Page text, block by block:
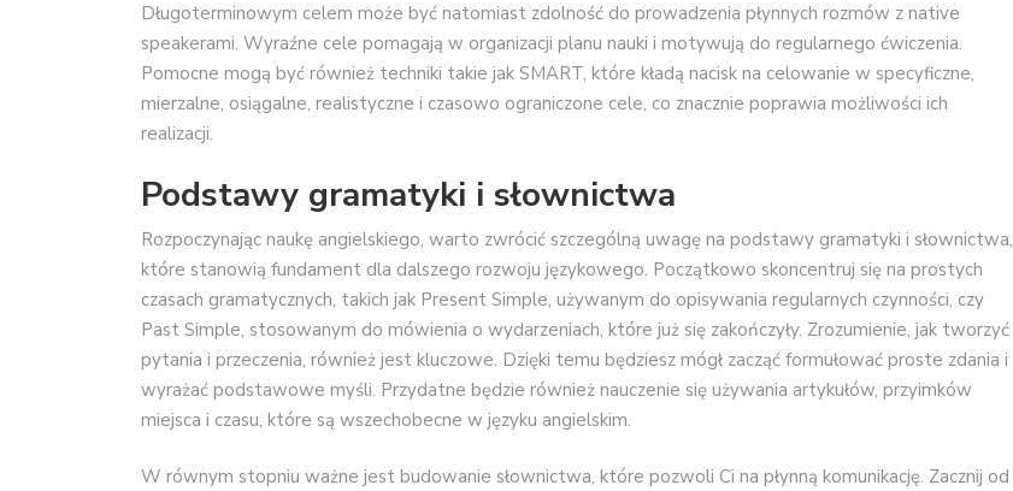
Długoterminowym celem może być natomiast zdolność do prowadzenia płynnych rozmów z native
speakerami. Wyraźne cele pomagają w organizacji planu nauki i motywują do regularnego ćwiczenia.
Pomocne mogą być również techniki takie jak SMART, które kładą nacisk na celowanie w specyficzne,
mierzalne, osiągalne, realistyczne i czasowo ograniczone cele, co znacznie poprawia możliwości ich
realizacji.
Podstawy gramatyki i słownictwa
Rozpoczynając naukę angielskiego, warto zwrócić szczególną uwagę na podstawy gramatyki i słownictwa,
które stanowią fundament dla dalszego rozwoju językowego. Początkowo skoncentruj się na prostych
czasach gramatycznych, takich jak Present Simple, używanym do opisywania regularnych czynności, czy
Past Simple, stosowanym do mówienia o wydarzeniach, które już się zakończyły. Zrozumienie, jak tworzyć
pytania i przeczenia, również jest kluczowe. Dzięki temu będziesz mógł zacząć formułować proste zdania i
wyrażać podstawowe myśli. Przydatne będzie również nauczenie się używania artykułów, przyimków
miejsca i czasu, które są wszechobecne w języku angielskim.
W równym stopniu ważne jest budowanie słownictwa, które pozwoli Ci na płynną komunikację. Zacznij od